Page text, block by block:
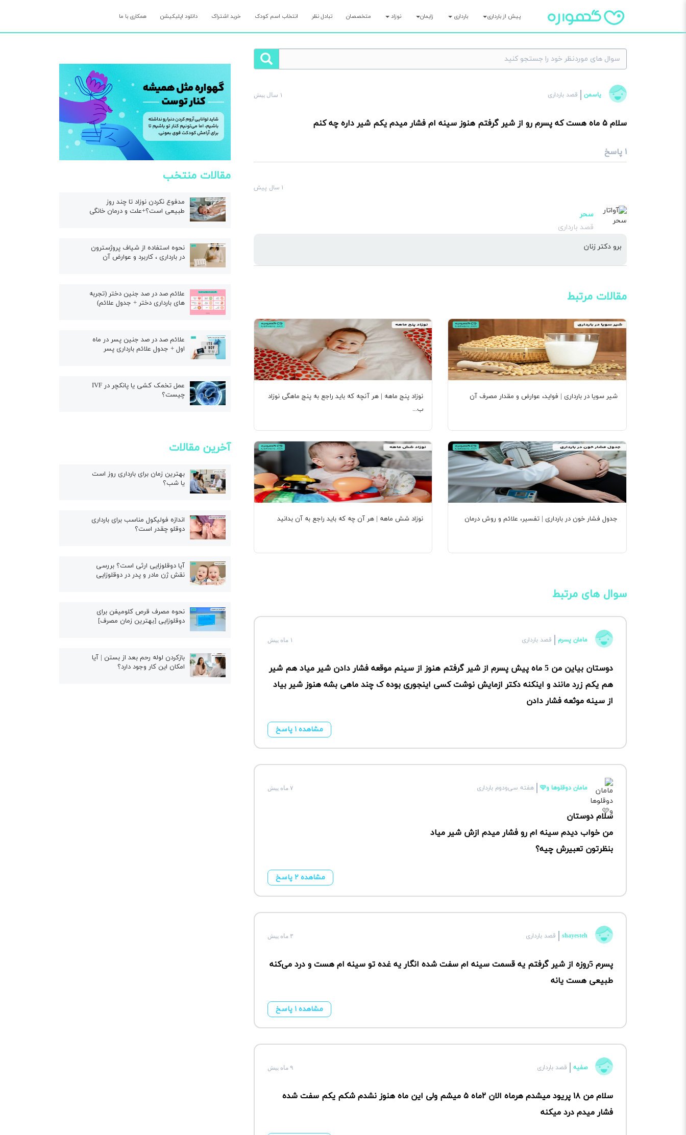
پیش از بارداری بارداری زایمان نوزاد متخصصان تبادل نظر انتخاب اسم کودک خرید اشتراک دانلود اپلیکیشن همکاری با ما
یاسمن قصد بارداری ۱ سال پیش
سلام ۵ ماه هست که پسرم رو از شیر گرفتم هنوز سینه ام فشار میدم یکم شیر داره چه کنم
۱ پاسخ
۱ سال پیش
سحر
قصد بارداری
برو دکتر زنان
مقالات مرتبط
نوزاد پنج ماهه | هر آنچه که باید راجع به پنج ماهگی نوزاد
ب...
شیر سویا در بارداری | فواید، عوارض و مقدار مصرف آن
نوزاد شش ماهه | هر آن چه که باید راجع به آن بدانید جدول فشار خون در بارداری | تفسیر، علائم و روش درمان
سوال های مرتبط
مامان پسرم قصد بارداری ۱ ماه پیش
دوستان بیاین من 5 ماه پیش پسرم از شیر گرفتم هنوز از سینم موقعه فشار دادن شیر میاد هم شیر
هم یکم زرد مانند و اینکنه دکتر ازمایش نوشت کسی اینجوری بوده ک چند ماهی بشه هنوز شیر بیاد
از سینه موثعه فشار دادن
مشاهده ۱ پاسخ
مامان دوقلوها و🩷 هفته سی‌ودوم بارداری ۷ ماه پیش
سلام دوستان
من خواب دیدم سینه ام رو فشار میدم ازش شیر میاد
بنظرتون تعبیرش چیه؟
مشاهده ۲ پاسخ
shayesteh قصد بارداری ۳ ماه پیش
پسرم 5روزه از شیر گرفتم یه قسمت سینه ام سفت شده انگار یه غده تو سینه ام هست و درد می‌کنه
طبیعی هست یانه
مشاهده ۱ پاسخ
صفیه قصد بارداری ۹ ماه پیش
سلام من ۱۸ پریود میشدم هرماه الان ۲ماه ۵ میشم ولی این ماه هنوز نشدم شکم یکم سفت شده
فشار میدم درد میکنه
مقالات منتخب
مدفوع نکردن نوزاد تا چند روز
طبیعی است؟+علت و درمان خانگی
نحوه استفاده از شیاف پروژسترون
در بارداری ، کاربرد و عوارض آن
علائم صد در صد جنین دختر (تجربه
های بارداری دختر + جدول علائم)
علائم صد در صد جنین پسر در ماه
اول + جدول علائم بارداری پسر
عمل تخمک کشی یا پانکچر در IVF
چیست؟
آخرین مقالات
بهترین زمان برای بارداری روز است
یا شب؟
اندازه فولیکول مناسب برای بارداری
دوقلو چقدر است؟
آیا دوقلوزایی ارثی است؟ بررسی
نقش ژن مادر و پدر در دوقلوزایی
نحوه مصرف قرص کلومیفن برای
دوقلوزایی [بهترین زمان مصرف]
بازکردن لوله رحم بعد از بستن | آیا
امکان این کار وجود دارد؟
×